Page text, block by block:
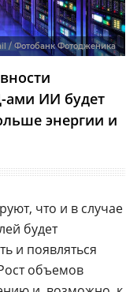
/ Фотобанк Фотодженика
ами ИИ будет
энергии и
что и в случае
будет
и появляться
объемов